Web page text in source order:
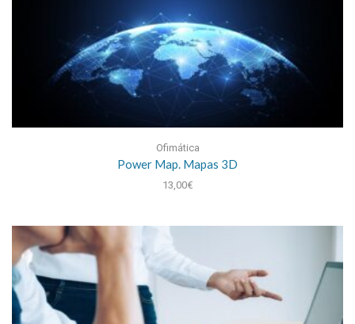
Ofimática
Power Map. Mapas 3D
13,00€